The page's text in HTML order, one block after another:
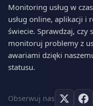
Monitoring usług w
usług online, aplikacji i
świecie. Sprawdzaj, czy
monitoruj problemy z
awariami dzięki
statusu.
Obserwuj nas